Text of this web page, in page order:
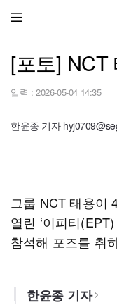
[포토] NCT
입력 : 2026-05-04 14:35
한윤종 기자
그룹 NCT 태용이
열린 ‘이피티
참석해 포즈를 취
한윤종 기자